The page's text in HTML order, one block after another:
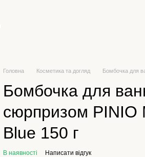
Головна Косметика та догляд Бомбочка для
Бомбочка для
сюрпризом PINIO
Blue 150 г
В наявності Написати відгук